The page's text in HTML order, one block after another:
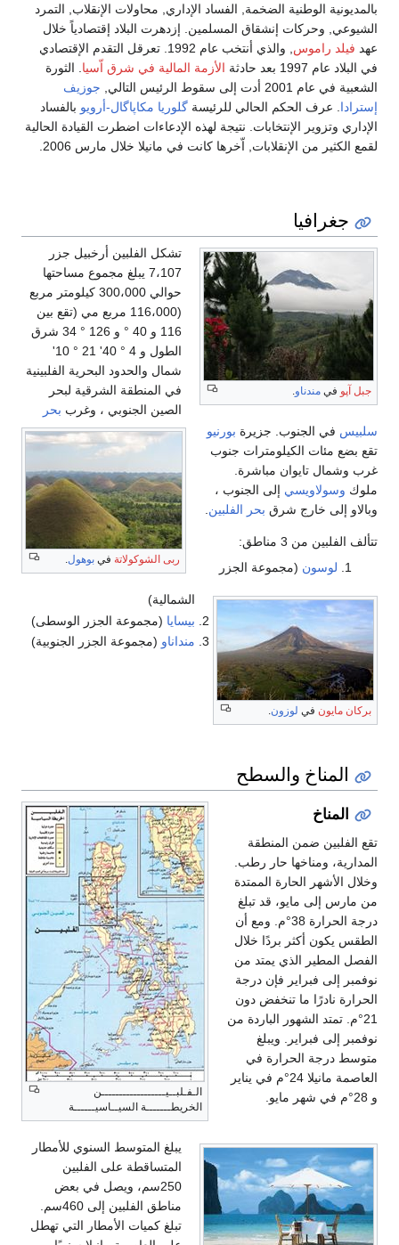
بالمديونية الوطنية الضخمة, الفساد الإداري, محاولات الإنقلاب, التمرد
الشيوعي, وحركات إنشقاق المسلمين. إزدهرت البلاد إقتصادياً خلال
عهد فيلد راموس
, والذي أنتخب عام 1992. تعرقل التقدم الإقتصادي
في البلاد عام 1997 بعد حادثة
الأزمة المالية في شرق اّسيا . الثورة
الشعبية في عام 2001 أدت إلى سقوط الرئيس التالي,
جوزيف
إسترادا . عرف الحكم الحالي للرئيسة گلوريا مكاپاگال-أرويو بالفساد
الإداري وتزوير الإنتخابات. نتيجة لهذه الإدعاءات اضطرت القيادة الحالية
لقمع الكثير من الإنقلابات, اّخرها كانت في مانيلا خلال مارس 2006.
جغرافيا
جبل آپو في مندناو.
ربى الشوكولاتة في بوهول.
بركان مايون في لوزون.
تشكل الفلبين أرخبيل جزر
7،107 يبلغ مجموع مساحتها
حوالي 300،000 كيلومتر مربع
(116،000 مربع مي (تقع بين
116 و 40 ° و 126 ° 34 شرق
الطول و 4 ° 40' 21 ° 10'
شمال والحدود البحرية الفلبينية
في المنطقة الشرقية لبحر
الصين الجنوبي ، وغرب بحر
سلبيس في الجنوب. جزيرة بورنيو
تقع بضع مئات الكيلومترات جنوب
غرب وشمال تايوان مباشرة.
ملوك وسولاويسي إلى الجنوب ،
وبالاو إلى خارج شرق بحر الفلبين.
تتألف الفلبين من 3 مناطق:
لوسون (مجموعة الجزر
الشمالية)
بيسايا (مجموعة الجزر الوسطى)
منداناو (مجموعة الجزر الجنوبية)
المناخ والسطح
الـفـلبــيــــــــــــــــــن
الخريطـــــــة السيــاسيــــــة
المناخ
تقع الفلبين ضمن المنطقة
المدارية، ومناخها حار رطب.
وخلال الأشهر الحارة الممتدة
من مارس إلى مايو، قد تبلغ
درجة الحرارة 38°م. ومع أن
الطقس يكون أكثر بردًا خلال
الفصل المطير الذي يمتد من
نوفمبر إلى فبراير فإن درجة
الحرارة نادرًا ما تنخفض دون
21°م. تمتد الشهور الباردة من
نوفمبر إلى فبراير. ويبلغ
متوسط درجة الحرارة في
العاصمة مانيلا 24°م في يناير
و 28°م في شهر مايو.
يبلغ المتوسط السنوي للأمطار
المتساقطة على الفلبين
250سم، ويصل في بعض
مناطق الفلبين إلى 460سم.
تبلغ كميات الأمطار التي تهطل